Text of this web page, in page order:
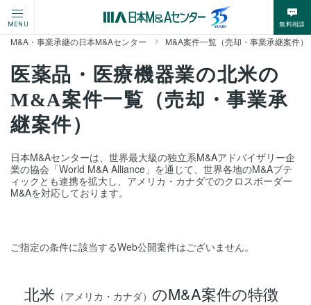
MENU 無料相談
M&A・事業承継の日本M&Aセンター M&A案件一覧（売却・事業承継案件）
医薬品・医療機器業の北米の
M&A案件一覧（売却・事業承
継案件）
日本M&Aセンターは、世界最大級の独立系M&Aアドバイザリー企
業の協会「World M&A Alliance」を通じて、世界各地のM&Aブテ
ィックとも連携を拡大し、アメリカ・カナダでのクロスボーダー
M&Aを対応しております。
ご指定の条件に該当するWeb公開案件はございません。
北米 （アメリカ・カナダ） のM&A案件の特徴